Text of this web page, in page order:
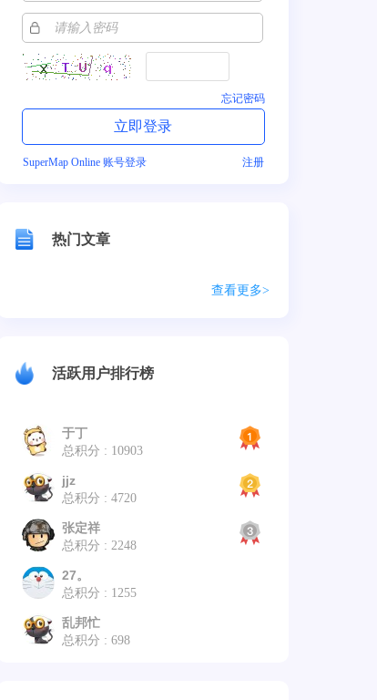
忘记密码
SuperMap Online 账号登录 注册
热门文章
查看更多>
活跃用户排行榜
于丁
总积分 : 10903
jjz
总积分 : 4720
张定祥
总积分 : 2248
27。
总积分 : 1255
乱邦忙
总积分 : 698